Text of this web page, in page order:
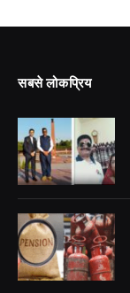
सबसे लोकप्रिय